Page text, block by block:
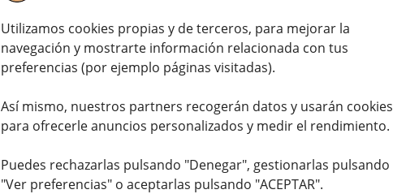
Utilizamos cookies propias y de terceros, para mejorar la
navegación y mostrarte información relacionada con tus
preferencias (por ejemplo páginas visitadas).
Así mismo, nuestros partners recogerán datos y usarán cookies
para ofrecerle anuncios personalizados y medir el rendimiento.
Puedes rechazarlas pulsando "Denegar", gestionarlas pulsando
"Ver preferencias" o aceptarlas pulsando "ACEPTAR".